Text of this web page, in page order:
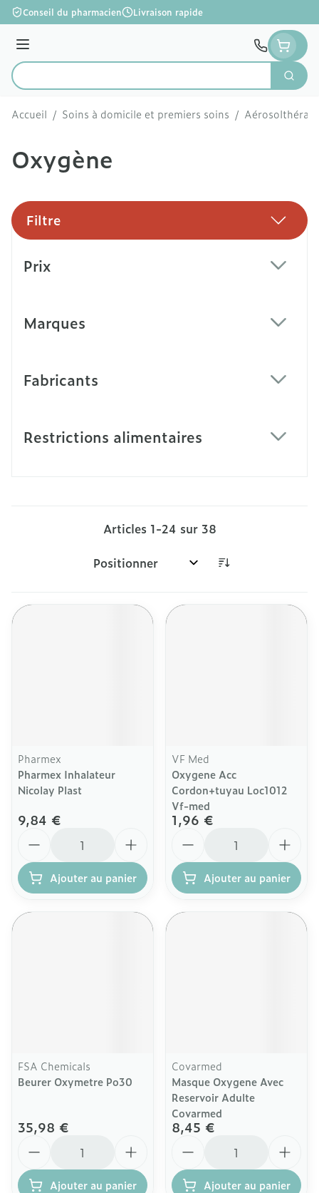
Aller au contenu
Conseil du pharmacien Livraison rapide
Menu
Rechercher
Accueil / Soins à domicile et premiers soins /
Oxygène
Filtre
Prix
Marques
Fabricants
Restrictions alimentaires
Articles 1-24 sur 38
Trier par:
Pharmex
Pharmex Inhalateur
Nicolay Plast
9,84 €
Ajouter au panier
VF Med
Oxygene Acc
Cordon+tuyau Loc1012
Vf-med
1,96 €
Ajouter au panier
FSA Chemicals
Beurer Oxymetre Po30
35,98 €
Ajouter au panier
Covarmed
Masque Oxygene Avec
Reservoir Adulte
Covarmed
8,45 €
Ajouter au panier